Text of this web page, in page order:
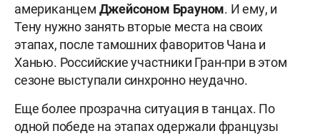
американцем Джейсоном Брауном. И ему, и
Тену нужно занять вторые места на своих
этапах, после тамошних фаворитов Чана и
Ханью. Российские участники Гран-при в этом
сезоне выступали синхронно неудачно.
Еще более прозрачна ситуация в танцах. По
одной победе на этапах одержали французы